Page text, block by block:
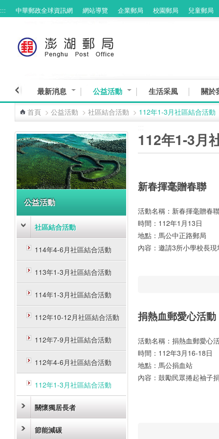
跳到主要內容區塊
::: 中華郵政全球資訊網 網站導覽 企業郵局 校園郵局 兒童郵局
最新消息 公益活動 生活采風 關於
首頁 > 公益活動 > 社區結合活動 > 112年1-3月社區結合活動
公益活動
社區結合活動
114年4-6月社區結合活動
113年1-3月社區結合活動
114年1-3月社區結合活動
112年10-12月社區結合活動
112年7-9月社區結合活動
112年4-6月社區結合活動
112年1-3月社區結合活動
關懷獨居長者
節能減碳
112年1-3月
新春揮毫贈春聯
活動名稱：新春揮毫贈春
時間：112年1月13日
地點：馬公中正路郵局
內容：邀請3所小學校長
捐熱血郵愛心活動
活動名稱：捐熱血郵愛心
時間：112年3月16-18日
地點：馬公捐血站
內容：鼓勵民眾捲起袖子